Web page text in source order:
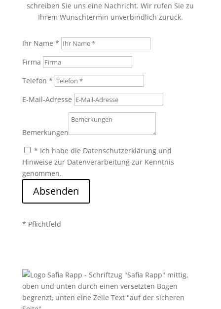
schreiben Sie uns eine Nachricht. Wir rufen Sie zu
Ihrem Wunschtermin unverbindlich zurück.
Ihr Name *
Firma
Telefon *
E-Mail-Adresse
Bemerkungen
* Ich habe die Datenschutzerklärung und
Hinweise zur Datenverarbeitung zur Kenntnis
genommen.
Absenden
* Pflichtfeld